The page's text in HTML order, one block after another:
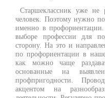
Старшеклассник уже
человек. Поэтому нужно
именно в
выборе профессии для
сторону. На это и
по профориентации в
как можно чаще
основанные на
профпригодности.
акцентом на